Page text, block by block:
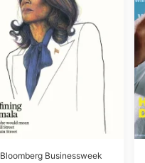
Bloomberg Businessweek